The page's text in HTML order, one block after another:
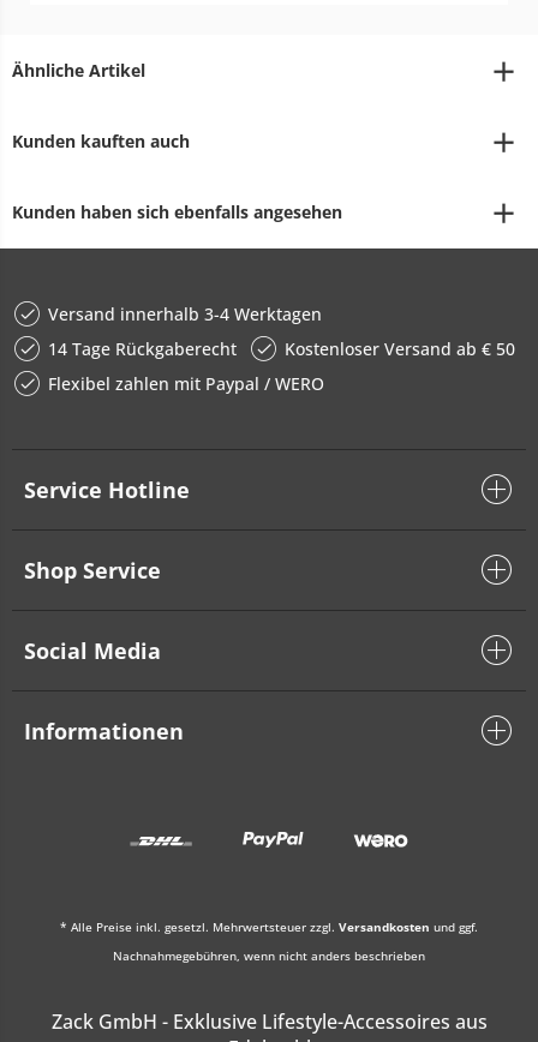
Ähnliche Artikel
Kunden kauften auch
Kunden haben sich ebenfalls angesehen
Versand innerhalb 3-4 Werktagen
14 Tage Rückgaberecht
Kostenloser Versand ab € 50
Flexibel zahlen mit Paypal / WERO
Service Hotline
Shop Service
Social Media
Informationen
* Alle Preise inkl. gesetzl. Mehrwertsteuer zzgl. Versandkosten und ggf.
Nachnahmegebühren, wenn nicht anders beschrieben
Zack GmbH - Exklusive Lifestyle-Accessoires aus